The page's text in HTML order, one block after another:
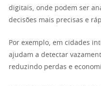
digitais, onde podem ser
decisões mais precisas e
Por exemplo, em cidades
ajudam a detectar
reduzindo perdas e